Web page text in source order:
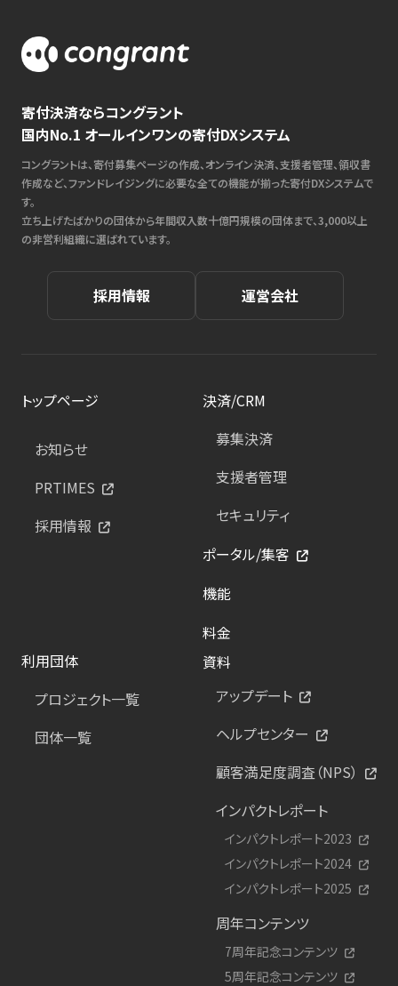
寄付決済ならコングラント
国内No.1 オールインワンの寄付DXシステム
コングラントは、寄付募集ページの作成、オンライン決済、支援者管理、領収書
作成など、ファンドレイジングに必要な全ての機能が揃った寄付DXシステムで
す。
立ち上げたばかりの団体から年間収入数十億円規模の団体まで、3,000以上
の非営利組織に選ばれています。
採用情報 運営会社
トップページ
お知らせ
PRTIMES
採用情報
決済/CRM
募集決済
支援者管理
セキュリティ
ポータル/集客
機能
料金
利用団体
プロジェクト一覧
団体一覧
資料
アップデート
ヘルプセンター
顧客満足度調査（NPS）
インパクトレポート
インパクトレポート2023
インパクトレポート2024
インパクトレポート2025
周年コンテンツ
7周年記念コンテンツ
5周年記念コンテンツ